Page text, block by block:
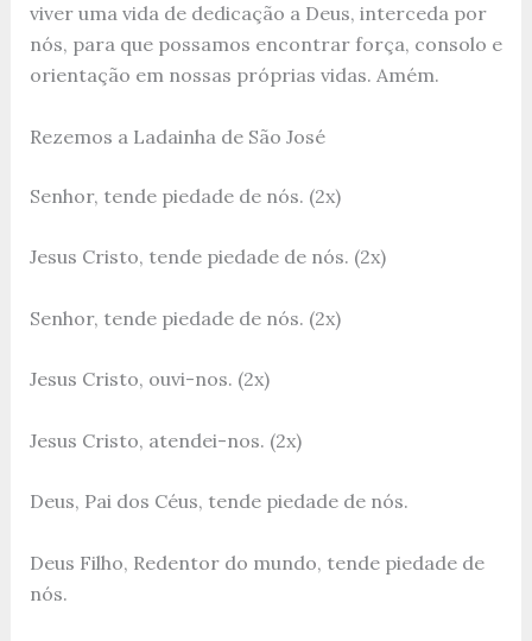
viver uma vida de dedicação a Deus, interceda por
nós, para que possamos encontrar força, consolo e
orientação em nossas próprias vidas. Amém.
Rezemos a Ladainha de São José
Senhor, tende piedade de nós. (2x)
Jesus Cristo, tende piedade de nós. (2x)
Senhor, tende piedade de nós. (2x)
Jesus Cristo, ouvi-nos. (2x)
Jesus Cristo, atendei-nos. (2x)
Deus, Pai dos Céus, tende piedade de nós.
Deus Filho, Redentor do mundo, tende piedade de
nós.